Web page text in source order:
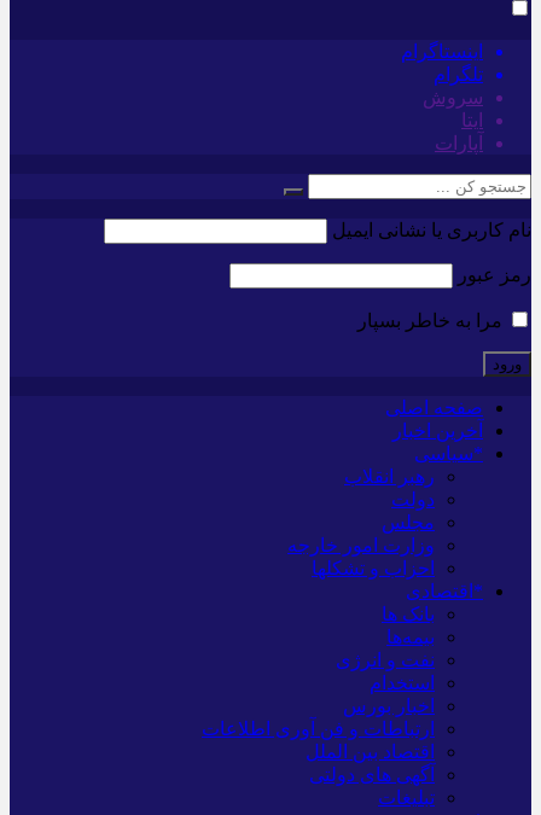
اینستاگرام
تلگرام
سروش
ایتا
آپارات
نام کاربری یا نشانی ایمیل
رمز عبور
مرا به خاطر بسپار
صفحه اصلی
آخرین اخبار
*سیاسی
رهبر انقلاب
دولت
مجلس
وزارت امور خارجه
احزاب و تشکلها
*اقتصادی
بانک ها
بیمه‌ها
نفت و انرژی
استخدام
اخبار بورس
ارتباطات و فن آوری اطلاعات
اقتصاد بین الملل
آگهی های دولتی
تبلیغات